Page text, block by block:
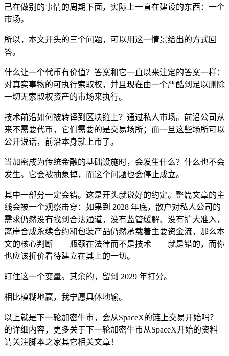
己在做别的事情的周期下面，实际上一直在建设的东西：一个
市场。
所以，本文开头的三个问题，可以用这一情景给出的方式回
答。
什么让一个代币有价值？答案和它一直以来注定的答案一样：
对真实事物的可执行索取权，并且现在由一个严酷到足以删除
一切无索取权资产的市场来执行。
技术前沿如何被转译到区块链上？通过私人市场。前沿公司从
来不需要代币，它们需要的是交易场所；而一旦这些场所可以
公开说话，前沿本身就上市了。
当加密成为传统金融的基础设施时，会发生什么？什么也不会
发生。它会被抽象掉，而这个问题也会停止成立。
其中一部分一定会错。这是开头就说好的约定。整篇文章的主
线会被一个观察击穿：如果到 2028 年底，散户对私人公司的
需求仍然没有找到合法通道，没有监管缓解、没有扩大准入，
离岸合成永续合约和包装产品仍然承载着主要资金流，那么本
文的核心判断——瓶颈在法律而不是技术——就是错的，而你
也应该折价看待建立在其上的一切。
盯住这一个变量。其余的，留到 2029 年打分。
相比模糊地赢，我宁愿具体地输。
以上就是下一轮加密牛市，会从SpaceX的链上交易开始吗？
的详细内容，更多关于下一轮加密牛市从SpaceX开始的资料
请关注脚本之家其它相关文章！